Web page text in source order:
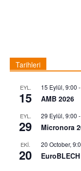
Tarihleri
EYL.
15
15 Eylül, 9:00 -
AMB 2026
EYL.
29
29 Eylül, 9:00 -
Micronora
EKI.
20
20 October,